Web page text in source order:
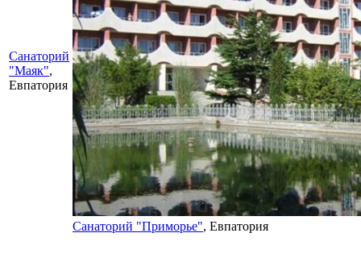
Санаторий
"Маяк",
Евпатория
Санаторий "Приморье", Евпатория